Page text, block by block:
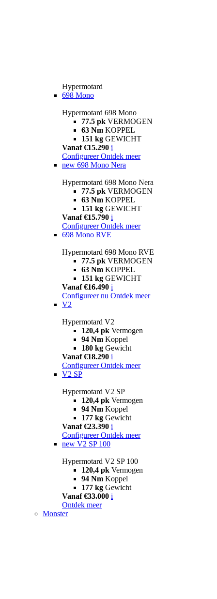
Hypermotard
698 Mono
Hypermotard 698 Mono
77.5 pk VERMOGEN
63 Nm KOPPEL
151 kg GEWICHT
Vanaf €15.290 i
Configureer Ontdek meer
new 698 Mono Nera
Hypermotard 698 Mono Nera
77.5 pk VERMOGEN
63 Nm KOPPEL
151 kg GEWICHT
Vanaf €15.790 i
Configureer Ontdek meer
698 Mono RVE
Hypermotard 698 Mono RVE
77.5 pk VERMOGEN
63 Nm KOPPEL
151 kg GEWICHT
Vanaf €16.490 i
Configureer nu Ontdek meer
V2
Hypermotard V2
120,4 pk Vermogen
94 Nm Koppel
180 kg Gewicht
Vanaf €18.290 i
Configureer Ontdek meer
V2 SP
Hypermotard V2 SP
120,4 pk Vermogen
94 Nm Koppel
177 kg Gewicht
Vanaf €23.390 i
Configureer Ontdek meer
new V2 SP 100
Hypermotard V2 SP 100
120,4 pk Vermogen
94 Nm Koppel
177 kg Gewicht
Vanaf €33.000 i
Ontdek meer
Monster